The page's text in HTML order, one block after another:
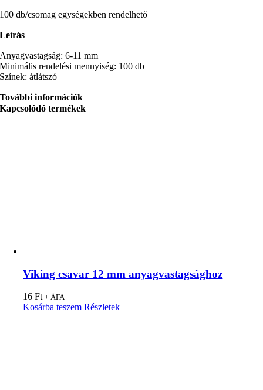
100 db/csomag egységekben rendelhető
Leírás
Anyagvastagság: 6-11 mm
Minimális rendelési mennyiség: 100 db
Színek: átlátszó
További információk
Kapcsolódó termékek
Viking csavar 12 mm anyagvastagsághoz
16Ft + ÁFA
Kosárba teszem Részletek